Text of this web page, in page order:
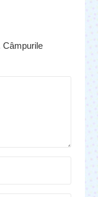
Câmpurile